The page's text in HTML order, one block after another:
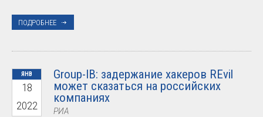
ПОДРОБНЕЕ
ЯНВ
18
2022
Group-IB: задержание хакеров REvil
может сказаться на российских
компаниях
РИА